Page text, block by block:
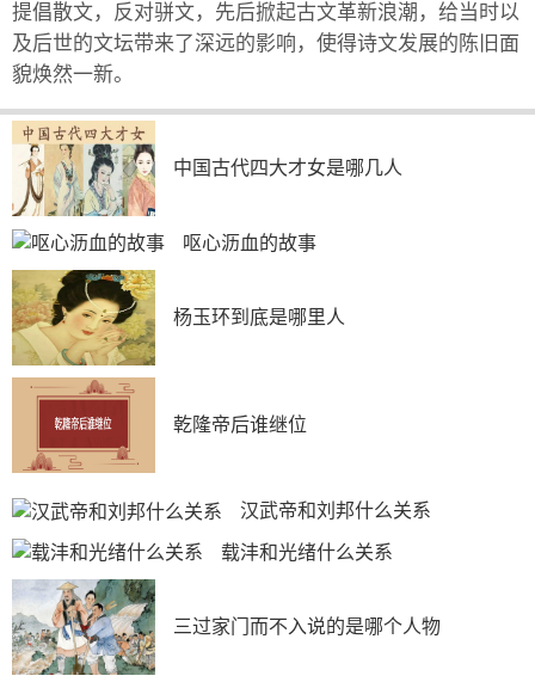
提倡散文，反对骈文，先后掀起古文革新浪潮，给当时以
及后世的文坛带来了深远的影响，使得诗文发展的陈旧面
貌焕然一新。
中国古代四大才女是哪几人
呕心沥血的故事
杨玉环到底是哪里人
乾隆帝后谁继位
汉武帝和刘邦什么关系
载沣和光绪什么关系
三过家门而不入说的是哪个人物